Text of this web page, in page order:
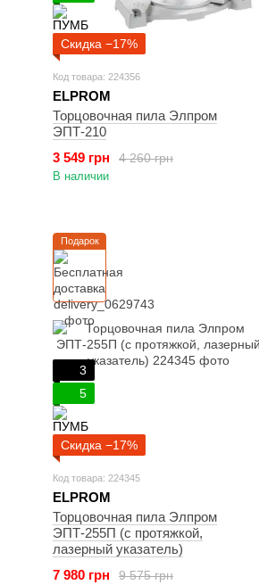
Скидка −17%
Код товара: 224356
ELPROM
Торцовочная пила Элпром
ЭПТ-210
4 260 грн
3 549 грн
В наличии
Подарок
3
5
Скидка −17%
Код товара: 224345
ELPROM
Торцовочная пила Элпром
ЭПТ-255П (с протяжкой,
лазерный указатель)
9 575 грн
7 980 грн